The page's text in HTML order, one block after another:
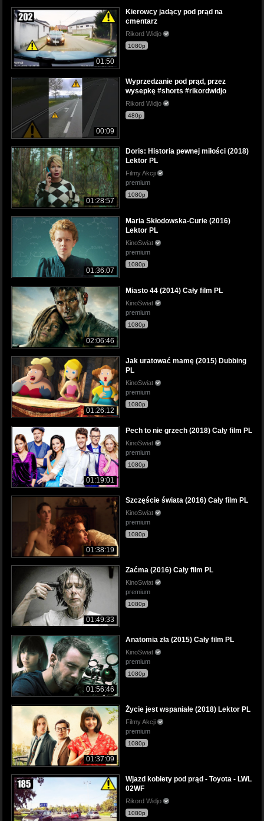
01:50
Kierowcy jadący pod prąd na
cmentarz
Rikord Widjo
1080p
00:09
Wyprzedzanie pod prąd, przez
wysepkę #shorts #rikordwidjo
Rikord Widjo
480p
01:28:57
Doris: Historia pewnej miłości (2018)
Lektor PL
Filmy Akcji
premium
1080p
01:36:07
Maria Skłodowska-Curie (2016)
Lektor PL
KinoSwiat
premium
1080p
02:06:46
Miasto 44 (2014) Cały film PL
KinoSwiat
premium
1080p
01:26:12
Jak uratować mamę (2015) Dubbing
PL
KinoSwiat
premium
1080p
01:19:01
Pech to nie grzech (2018) Cały film PL
KinoSwiat
premium
1080p
01:38:19
Szczęście świata (2016) Cały film PL
KinoSwiat
premium
1080p
01:49:33
Zaćma (2016) Cały film PL
KinoSwiat
premium
1080p
01:56:46
Anatomia zła (2015) Cały film PL
KinoSwiat
premium
1080p
01:37:09
Życie jest wspaniałe (2018) Lektor PL
Filmy Akcji
premium
1080p
Wjazd kobiety pod prąd - Toyota - LWL
02WF
Rikord Widjo
1080p